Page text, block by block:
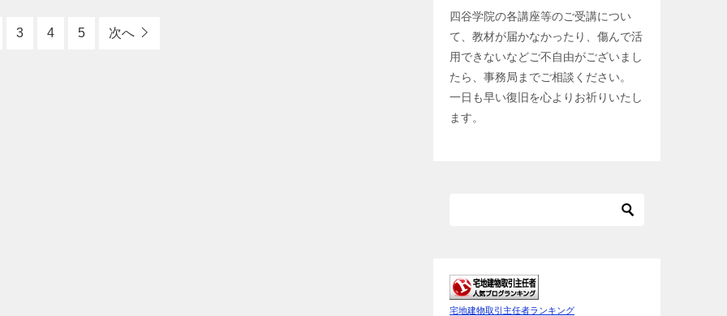
3 4 5 次へ
四谷学院の各講座等のご受講につい
て、教材が届かなかったり、傷んで活
用できないなどご不自由がございまし
たら、事務局までご相談ください。
一日も早い復旧を心よりお祈りいたし
ます。
宅地建物取引主任者ランキング